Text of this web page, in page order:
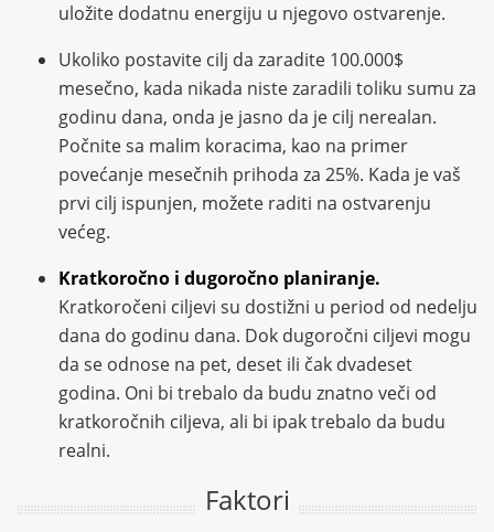
uložite dodatnu energiju u njegovo ostvarenje.
Ukoliko postavite cilj da zaradite 100.000$
mesečno, kada nikada niste zaradili toliku sumu za
godinu dana, onda je jasno da je cilj nerealan.
Počnite sa malim koracima, kao na primer
povećanje mesečnih prihoda za 25%. Kada je vaš
prvi cilj ispunjen, možete raditi na ostvarenju
većeg.
Kratkoročno i dugoročno planiranje.
Kratkoročeni ciljevi su dostižni u period od nedelju
dana do godinu dana. Dok dugoročni ciljevi mogu
da se odnose na pet, deset ili čak dvadeset
godina. Oni bi trebalo da budu znatno veči od
kratkoročnih ciljeva, ali bi ipak trebalo da budu
realni.
Faktori